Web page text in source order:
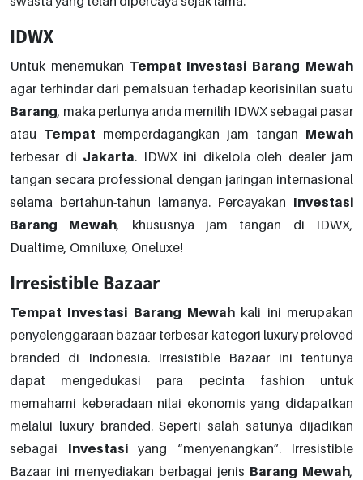
IDWX
Untuk menemukan Tempat Investasi Barang Mewah
agar terhindar dari pemalsuan terhadap keorisinilan suatu
Barang, maka perlunya anda memilih IDWX sebagai pasar
atau Tempat memperdagangkan jam tangan Mewah
terbesar di Jakarta. IDWX ini dikelola oleh dealer jam
tangan secara professional dengan jaringan internasional
selama bertahun-tahun lamanya. Percayakan Investasi
Barang
Mewah, khususnya jam tangan di IDWX,
Dualtime, Omniluxe, Oneluxe!
Irresistible Bazaar
Tempat Investasi Barang Mewah kali ini merupakan
penyelenggaraan bazaar terbesar kategori luxury preloved
branded di Indonesia. Irresistible Bazaar ini tentunya
dapat mengedukasi para pecinta fashion untuk
memahami keberadaan nilai ekonomis yang didapatkan
melalui luxury branded. Seperti salah satunya dijadikan
sebagai Investasiyang “menyenangkan”. Irresistible
Bazaar ini menyediakan berbagai jenis Barang Mewah,